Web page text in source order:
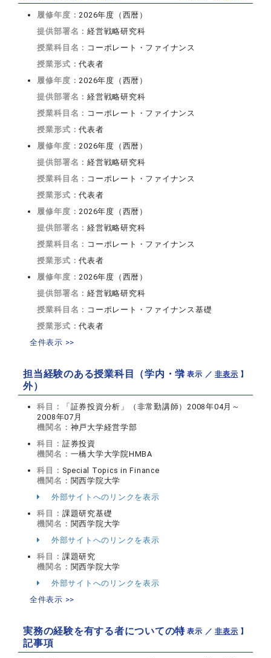
履修年度： 2026年度（西暦）
提供部署名：経営戦略研究科
授業科目名： コーポレート・ファイナンス
授業形式：代表者
履修年度： 2026年度（西暦）
提供部署名：経営戦略研究科
授業科目名： コーポレート・ファイナンス
授業形式：代表者
履修年度： 2026年度（西暦）
提供部署名：経営戦略研究科
授業科目名： コーポレート・ファイナンス
授業形式：代表者
履修年度： 2026年度（西暦）
提供部署名：経営戦略研究科
授業科目名： コーポレート・ファイナンス
授業形式：代表者
履修年度： 2026年度（西暦）
提供部署名：経営戦略研究科
授業科目名： コーポレート・ファイナンス基礎
授業形式：代表者
全件表示 >>
担当経験のある授業科目（学内・学
外）
【 表示 ／非表示 】
科目：
「証券投資分析」（非常勤講師）2008年04月～
2008年07月
機関名： 神戸大学経営学部
科目： 証券投資
機関名： 一橋大学大学院HMBA
科目： Special Topics in Finance
機関名： 関西学院大学
外部サイトへのリンクを表示
科目： 課題研究基礎
機関名： 関西学院大学
外部サイトへのリンクを表示
科目： 課題研究
機関名： 関西学院大学
外部サイトへのリンクを表示
全件表示 >>
実務の経験を有する者についての特
記事項
【 表示 ／非表示 】